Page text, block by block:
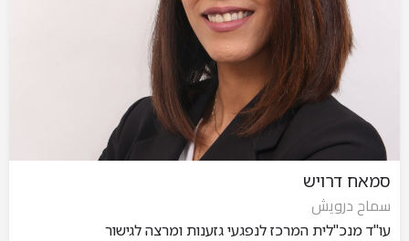
סמאח דרויש
سماح درويش
עו"ד מנכ"לית המרכז לנפגעי גזענות ומרצה לגישור